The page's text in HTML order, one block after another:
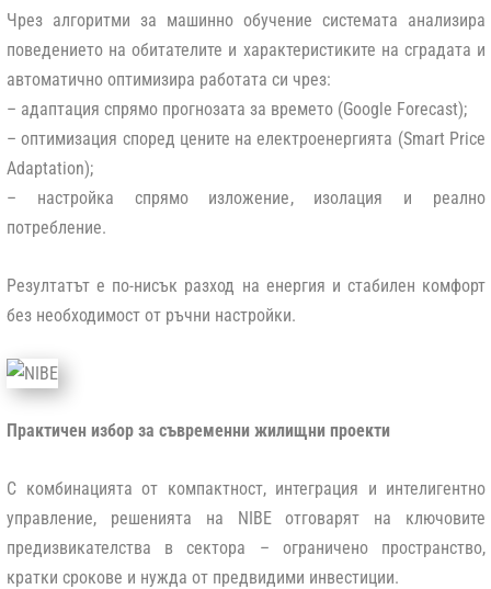
Чрез алгоритми за машинно обучение системата анализира
поведението на обитателите и характеристиките на сградата и
автоматично оптимизира работата си чрез:
– адаптация спрямо прогнозата за времето (Google Forecast);
– оптимизация според цените на електроенергията (Smart Price
Adaptation);
– настройка спрямо изложение, изолация и реално
потребление.
Резултатът е по-нисък разход на енергия и стабилен комфорт
без необходимост от ръчни настройки.
Практичен избор за съвременни жилищни проекти
С комбинацията от компактност, интеграция и интелигентно
управление, решенията на NIBE отговарят на ключовите
предизвикателства в сектора – ограничено пространство,
кратки срокове и нужда от предвидими инвестиции.